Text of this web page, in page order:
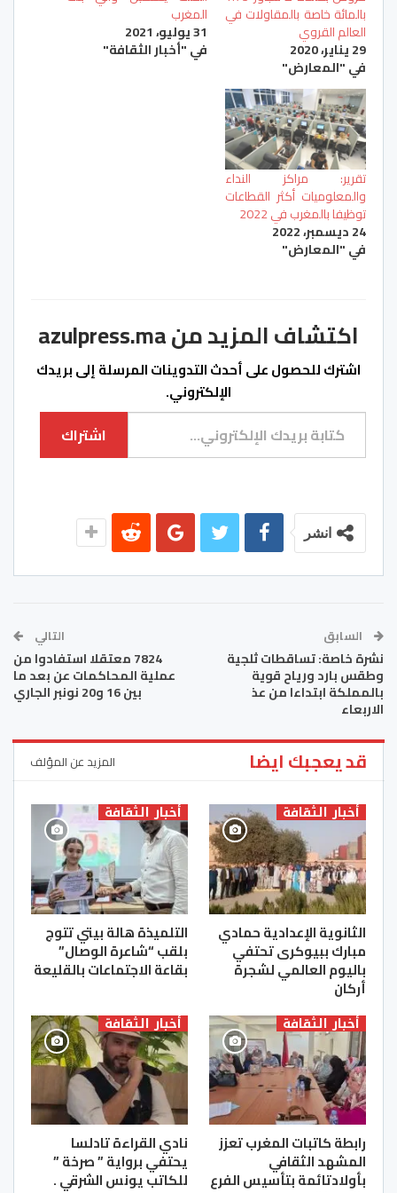
بالمائة خاصة بالمقاولات في
العالم القروي
29 يناير، 2020
في "المعارض"
المغرب
31 يوليو، 2021
في "أخبار الثقافة"
تقرير: مراكز النداء
والمعلوميات أكثر القطاعات
توظيفا بالمغرب في 2022
24 ديسمبر، 2022
في "المعارض"
اكتشاف المزيد من azulpress.ma
اشترك للحصول على أحدث التدوينات المرسلة إلى بريدك
الإلكتروني.
كتابة بريدك الإلكتروني...
اشتراك
انشر
السابق
نشرة خاصة: تساقطات ثلجية
وطقس بارد ورياح قوية
بالمملكة ابتداءا من عذ
الاربعاء
التالي
7824 معتقلا استفادوا من
عملية المحاكمات عن بعد ما
بين 16 و20 نونبر الجاري
قد يعجبك ايضا المزيد عن المؤلف
أخبار الثقافة
الثانوية الإعدادية حمادي
مبارك ببيوكرى تحتفي
باليوم العالمي لشجرة
أركان
أخبار الثقافة
التلميذة هالة بيتي تتوج
بلقب “شاعرة الوصال”
بقاعة الاجتماعات بالقليعة
أخبار الثقافة
رابطة كاتبات المغرب تعزز
المشهد الثقافي
بأولادتائمة بتأسيس الفرع
أخبار الثقافة
نادي القراءة تادلسا
يحتفي برواية ” صرخة ”
للكاتب يونس الشرقي .